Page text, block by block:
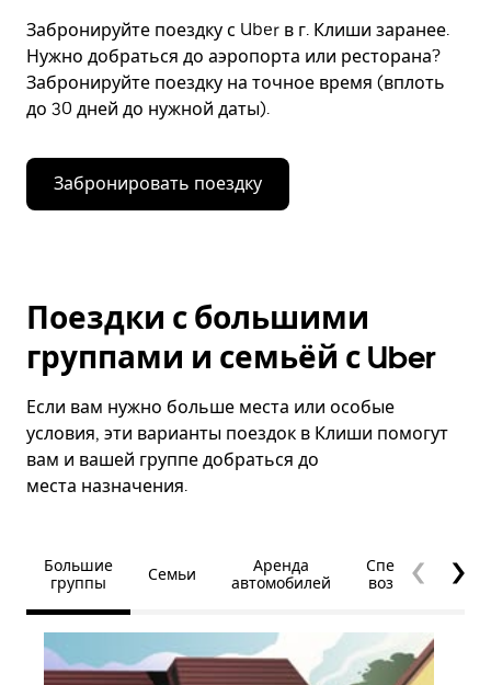
Забронируйте поездку с Uber в г. Клиши заранее.
Нужно добраться до аэропорта или ресторана?
Забронируйте поездку на точное время (вплоть
до 30 дней до нужной даты).
Забронировать поездку
Поездки с большими
группами и семьёй с Uber
Если вам нужно больше места или особые
условия, эти варианты поездок в Клиши помогут
вам и вашей группе добраться до
места назначения.
Большие
группы
Семьи
Аренда
автомобилей
Специальные
возможности